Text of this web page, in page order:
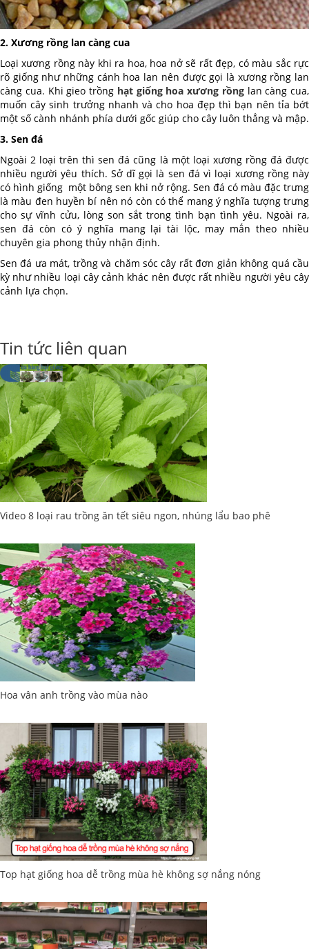
2. Xương rồng lan càng cua
Loại xương rồng này khi ra hoa, hoa nở sẽ rất đẹp, có màu sắc rực
rõ giống như những cánh hoa lan nên được gọi là xương rồng lan
càng cua. Khi gieo trồng hạt giống hoa xương rồnglan càng cua,
muốn cây sinh trưởng nhanh và cho hoa đẹp thì bạn nên tỉa bớt
một số cành nhánh phía dưới gốc giúp cho cây luôn thẳng và mập.
3. Sen đá
Ngoài 2 loại trên thì sen đá cũng là một loại xương rồng đá được
nhiều người yêu thích. Sở dĩ gọi là sen đá vì loại xương rồng này
có hình giống một bông sen khi nở rộng. Sen đá có màu đặc trưng
là màu đen huyền bí nên nó còn có thể mang ý nghĩa tượng trưng
cho sự vĩnh cửu, lòng son sắt trong tình bạn tình yêu. Ngoài ra,
sen đá còn có ý nghĩa mang lại tài lộc, may mắn theo nhiều
chuyên gia phong thủy nhận định.
Sen đá ưa mát, trồng và chăm sóc cây rất đơn giản không quá cầu
kỳ như nhiều loại cây cảnh khác nên được rất nhiều người yêu cây
cảnh lựa chọn.
Tin tức liên quan
Video 8 loại rau trồng ăn tết siêu ngon, nhúng lẩu bao phê
Hoa vân anh trồng vào mùa nào
Top hạt giống hoa dễ trồng mùa hè không sợ nắng nóng